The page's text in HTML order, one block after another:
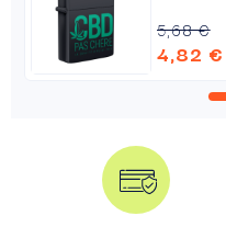
5,68 €
4,82 €